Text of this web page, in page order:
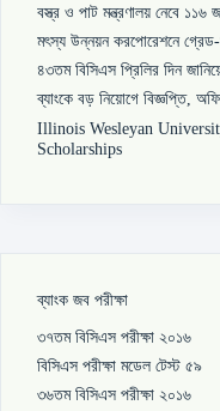
বস্ত্র ও পাট মন্ত্রণালয় নেবে ১১৬
মৎস্য উন্নয়ন করপোরেশনে
৪৩তম বিসিএস প্রিলির দিন
ব্যাংকে বড় নিয়োগে বিজ্ঞপ্তি,
Illinois Wesleyan
Scholarships
ব্যাংক জব পরীক্ষা
৩৭তম বিসিএস পরীক্ষা ২০১৬
বিসিএস পরীক্ষা মডেল টেস্ট ৫৯
৩৬তম বিসিএস পরীক্ষা ২০১৬